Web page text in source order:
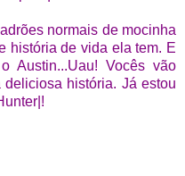
normais de mocinha
história de vida ela tem. E
Austin...Uau! Vocês vão
história. Já estou